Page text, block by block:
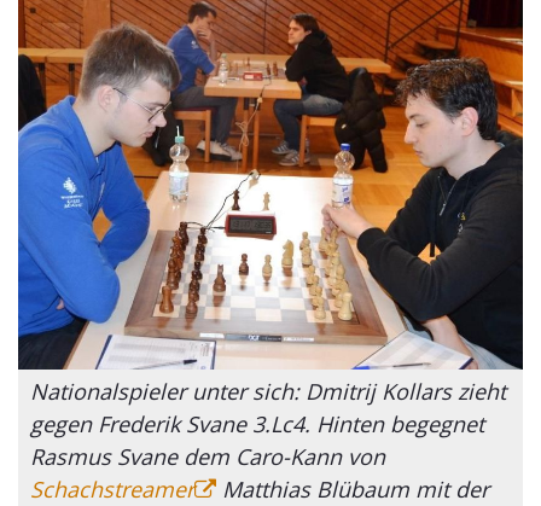
Nationalspieler unter sich: Dmitrij Kollars zieht
gegen Frederik Svane 3.Lc4. Hinten begegnet
Rasmus Svane dem Caro-Kann von
Schachstreamer
Matthias Blübaum mit der